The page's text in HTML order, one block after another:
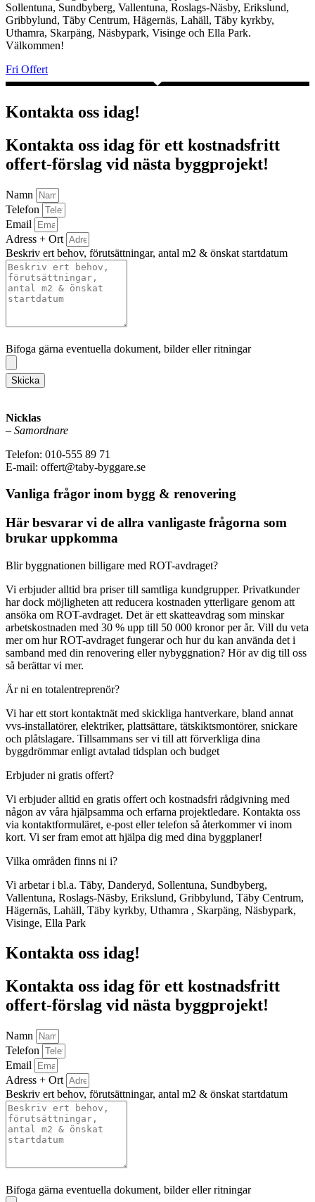
Sollentuna, Sundbyberg, Vallentuna, Roslags-Näsby, Erikslund,
Gribbylund, Täby Centrum, Hägernäs, Lahäll, Täby kyrkby,
Uthamra, Skarpäng, Näsbypark, Visinge och Ella Park.
Välkommen!
Fri Offert
Kontakta oss idag!
Kontakta oss idag för ett kostnadsfritt
offert-förslag vid nästa byggprojekt!
Namn
Telefon
Email
Adress + Ort
Beskriv ert behov, förutsättningar, antal m2 & önskat startdatum
Bifoga gärna eventuella dokument, bilder eller ritningar
Skicka
Nicklas
– Samordnare
Telefon: 010-555 89 71
E-mail: offert@taby-byggare.se
Vanliga frågor inom bygg & renovering
Här besvarar vi de allra vanligaste frågorna som
brukar uppkomma
Blir byggnationen billigare med ROT-avdraget?
Vi erbjuder alltid bra priser till samtliga kundgrupper. Privatkunder
har dock möjligheten att reducera kostnaden ytterligare genom att
ansöka om ROT-avdraget. Det är ett skatteavdrag som minskar
arbetskostnaden med 30 % upp till 50 000 kronor per år. Vill du veta
mer om hur ROT-avdraget fungerar och hur du kan använda det i
samband med din renovering eller nybyggnation? Hör av dig till oss
så berättar vi mer.
Är ni en totalentreprenör?
Vi har ett stort kontaktnät med skickliga hantverkare, bland annat
vvs-installatörer, elektriker, plattsättare, tätskiktsmontörer, snickare
och plåtslagare. Tillsammans ser vi till att förverkliga dina
byggdrömmar enligt avtalad tidsplan och budget
Erbjuder ni gratis offert?
Vi erbjuder alltid en gratis offert och kostnadsfri rådgivning med
någon av våra hjälpsamma och erfarna projektledare. Kontakta oss
via kontaktformuläret, e-post eller telefon så återkommer vi inom
kort. Vi ser fram emot att hjälpa dig med dina byggplaner!
Vilka områden finns ni i?
Vi arbetar i bl.a. Täby, Danderyd, Sollentuna, Sundbyberg,
Vallentuna, Roslags-Näsby, Erikslund, Gribbylund, Täby Centrum,
Hägernäs, Lahäll, Täby kyrkby, Uthamra , Skarpäng, Näsbypark,
Visinge, Ella Park
Kontakta oss idag!
Kontakta oss idag för ett kostnadsfritt
offert-förslag vid nästa byggprojekt!
Namn
Telefon
Email
Adress + Ort
Beskriv ert behov, förutsättningar, antal m2 & önskat startdatum
Bifoga gärna eventuella dokument, bilder eller ritningar